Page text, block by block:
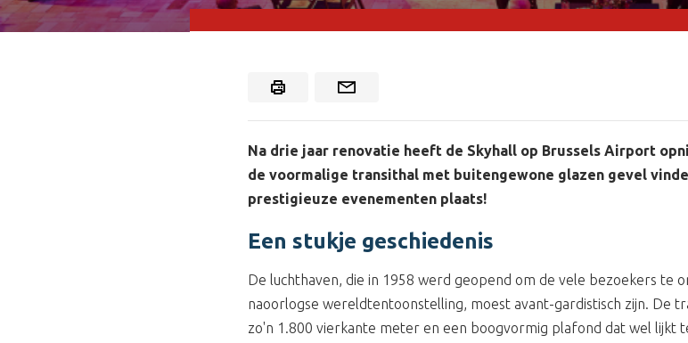
Na drie jaar renovatie heeft de Skyhall op Brussels Airport
de voormalige transithal met buitengewone glazen gevel
prestigieuze evenementen plaats!
Een stukje geschiedenis
De luchthaven, die in 1958 werd geopend om de vele bezoekers te
naoorlogse wereldtentoonstelling, moest avant-gardistisch zijn. De
zo'n 1.800 vierkante meter en een boogvormig plafond dat wel lijkt